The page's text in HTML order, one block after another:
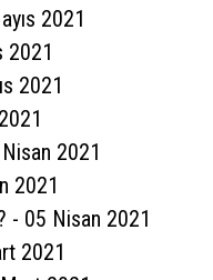
2021
2021
2021
2021
2021
- 05 Nisan 2021
2021